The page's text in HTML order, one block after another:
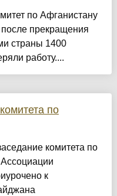
по Афганистану
прекращения
страны 1400
работу....
по
комитета по
к